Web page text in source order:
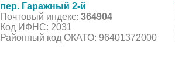
пер. Гаражный 2-й
Почтовый индекс: 364904
Код ИФНС: 2031
Районный код ОКАТО: 96401372000